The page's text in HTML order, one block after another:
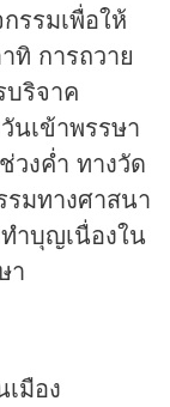
รรมเพื่อให้
ทิ การถวาย
ริจาค
นเข้าพรรษา
งค่ำ ทางวัด
รมทางศาสนา
ำบุญเนื่องใน
า
มือง